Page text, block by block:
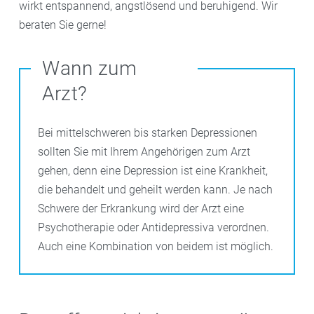
wirkt entspannend, angstlösend und beruhigend. Wir
beraten Sie gerne!
Wann zum
Arzt?
Bei mittelschweren bis starken Depressionen
sollten Sie mit Ihrem Angehörigen zum Arzt
gehen, denn eine Depression ist eine Krankheit,
die behandelt und geheilt werden kann. Je nach
Schwere der Erkrankung wird der Arzt eine
Psychotherapie oder Antidepressiva verordnen.
Auch eine Kombination von beidem ist möglich.